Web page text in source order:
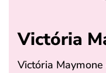
Victória
Victória